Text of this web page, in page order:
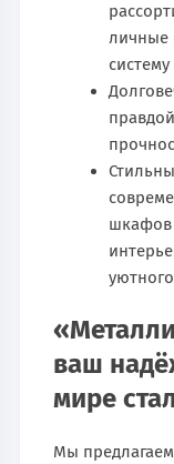
личные
шкафов
ваш
мире
Мы